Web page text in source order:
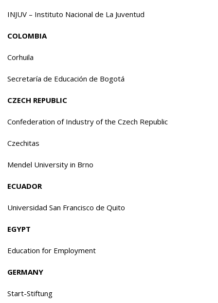
INJUV – Instituto Nacional de La Juventud
COLOMBIA
Corhuila
Secretaría de Educación de Bogotá
CZECH REPUBLIC
Confederation of Industry of the Czech Republic
Czechitas
Mendel University in Brno
ECUADOR
Universidad San Francisco de Quito
EGYPT
Education for Employment
GERMANY
Start-Stiftung